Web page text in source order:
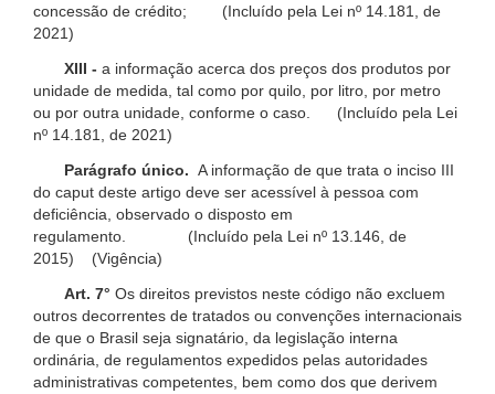
concessão de crédito; (Incluído pela Lei nº 14.181, de
2021)
XIII - a informação acerca dos preços dos produtos por
unidade de medida, tal como por quilo, por litro, por metro
ou por outra unidade, conforme o caso. (Incluído pela Lei
nº 14.181, de 2021)
Parágrafo único. A informação de que trata o inciso III
do caput deste artigo deve ser acessível à pessoa com
deficiência, observado o disposto em
regulamento. (Incluído pela Lei nº 13.146, de
2015) (Vigência)
Art. 7° Os direitos previstos neste código não excluem
outros decorrentes de tratados ou convenções internacionais
de que o Brasil seja signatário, da legislação interna
ordinária, de regulamentos expedidos pelas autoridades
administrativas competentes, bem como dos que derivem